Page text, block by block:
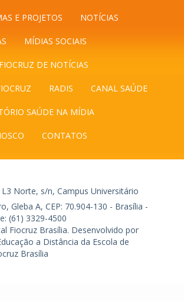
E PROJETOS NOTÍCIAS
MÍDIAS SOCIAIS
DE NOTÍCIAS
RADIS CANAL SAÚDE
SAÚDE NA MÍDIA
CONTATOS
L3 Norte, s/n, Campus Universitário
Gleba A, CEP: 70.904-130 - Brasília -
(61) 3329-4500
Fiocruz Brasília. Desenvolvido por
a Distância da Escola de
Brasília